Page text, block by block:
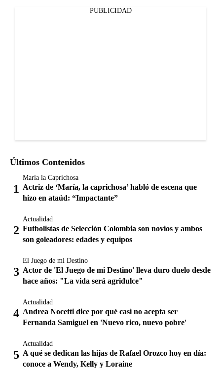
PUBLICIDAD
Últimos Contenidos
María la Caprichosa
Actriz de ‘María, la caprichosa’ habló de escena que
hizo en ataúd: “Impactante”
Actualidad
Futbolistas de Selección Colombia son novios y ambos
son goleadores: edades y equipos
El Juego de mi Destino
Actor de 'El Juego de mi Destino' lleva duro duelo desde
hace años: "La vida será agridulce"
Actualidad
Andrea Nocetti dice por qué casi no acepta ser
Fernanda Samiguel en 'Nuevo rico, nuevo pobre'
Actualidad
A qué se dedican las hijas de Rafael Orozco hoy en día:
conoce a Wendy, Kelly y Loraine